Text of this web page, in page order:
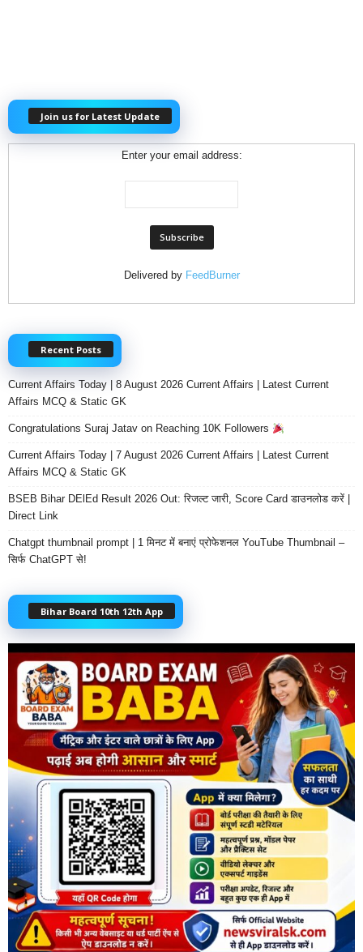
Join us for Latest Update
Enter your email address:
Delivered by FeedBurner
Recent Posts
Current Affairs Today | 8 August 2026 Current Affairs | Latest Current
Affairs MCQ & Static GK
Congratulations Suraj Jatav on Reaching 10K Followers
Current Affairs Today | 7 August 2026 Current Affairs | Latest Current
Affairs MCQ & Static GK
BSEB Bihar DElEd Result 2026 Out: रिजल्ट जारी, Score Card डाउनलोड करें |
Direct Link
Chatgpt thumbnail prompt | 1 मिनट में बनाएं प्रोफेशनल YouTube Thumbnail –
सिर्फ ChatGPT से!
Bihar Board 10th 12th App